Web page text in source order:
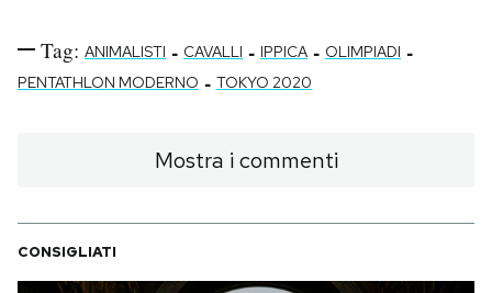
Tag: ANIMALISTI - CAVALLI - IPPICA - OLIMPIADI -
PENTATHLON MODERNO - TOKYO 2020
Mostra i commenti
CONSIGLIATI